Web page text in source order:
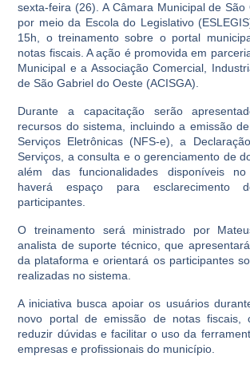
sexta-feira (26). A Câmara Municipal de São
por meio da Escola do Legislativo
15h, o treinamento sobre o portal
notas fiscais. A ação é promovida em
Municipal e a Associação Comercial,
de São Gabriel do Oeste (ACISGA).
Durante a capacitação serão
recursos do sistema, incluindo a emissão
Serviços Eletrônicas (NFS-e), a
Serviços, a consulta e o gerenciamento de
além das funcionalidades disponíveis
haverá espaço para esclarecimento
participantes.
O treinamento será ministrado por
analista de suporte técnico, que
da plataforma e orientará os participantes
realizadas no sistema.
A iniciativa busca apoiar os usuários
novo portal de emissão de notas fiscais,
reduzir dúvidas e facilitar o uso da
empresas e profissionais do município.